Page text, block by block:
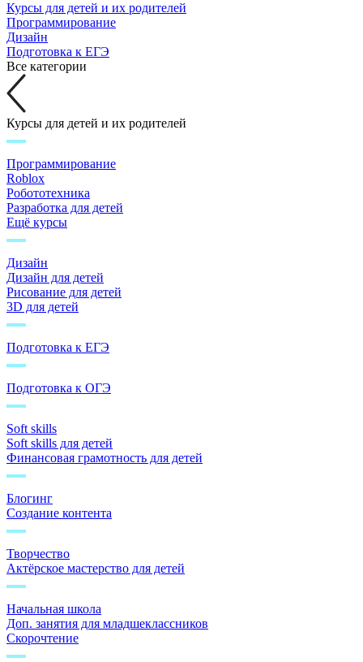
Курсы для детей и их родителей
Программирование
Дизайн
Подготовка к ЕГЭ
Все категории
Курсы для детей и их родителей
Программирование
Roblox
Робототехника
Разработка для детей
Ещё курсы
Дизайн
Дизайн для детей
Рисование для детей
3D для детей
Подготовка к ЕГЭ
Подготовка к ОГЭ
Soft skills
Soft skills для детей
Финансовая грамотность для детей
Блогинг
Создание контента
Творчество
Актёрское мастерство для детей
Начальная школа
Доп. занятия для младшеклассников
Скорочтение